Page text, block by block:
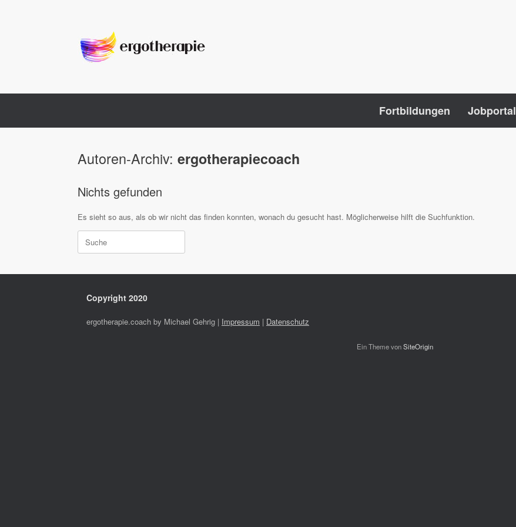
Fortbildungen Jobportal
Autoren-Archiv: ergotherapiecoach
Nichts gefunden
Es sieht so aus, als ob wir nicht das finden konnten, wonach du gesucht hast. Möglicherweise hilft die Suchfunktion.
Suche
nach:
Copyright 2020
ergotherapie.coach by Michael Gehrig | Impressum | Datenschutz
Ein Theme vonSiteOrigin